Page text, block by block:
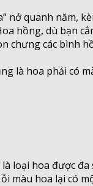
nở quanh
hồng, dù bạn
chưng các bình
là hoa phải có
là loại hoa được
màu hoa lại có